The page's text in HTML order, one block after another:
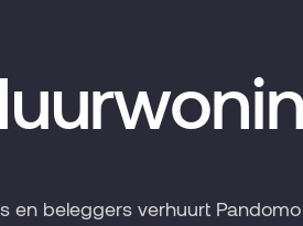
en beleggers verhuurt